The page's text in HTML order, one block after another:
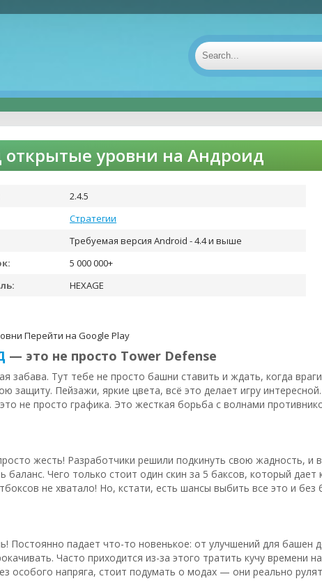
открытые уровни на Андроид
2.4.5
Стратегии
Требуемая версия Android - 4.4 и выше
5 000 000+
HEXAGE
Перейти на Google Play
— это не просто Tower Defense
Тут тебе не просто башни ставить и ждать, когда
защиту. Пейзажи, яркие цвета, всё это делает игру
не просто графика. Это жесткая борьба с волнами
жесть! Разработчики решили подкинуть свою жадность, и
Чего только стоит один скин за 5 баксов, который дает
не хватало! Но, кстати, есть шансы выбить все это и без
Постоянно падает что-то новенькое: от улучшений для башен
Часто приходится из-за этого тратить кучу времени
особого напряга, стоит подумать о модах — они реально